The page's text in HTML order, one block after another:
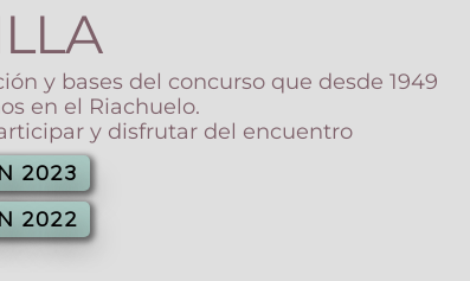
y bases del concurso que desde 1949
en el Riachuelo.
y disfrutar del encuentro
2023
2022